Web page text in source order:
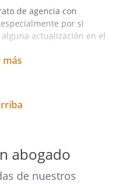
un e-mail
sido firmado y
sirviendo
validez
de agencia con
por si
actualización en el
necesiten hacer una
o de los anexos.
abogado
de nuestros